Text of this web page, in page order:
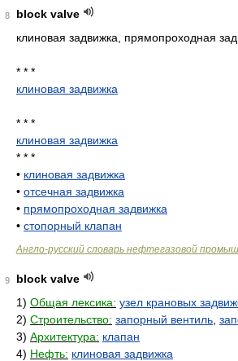
8
block valve
клиновая задвижка, прямопроходная
* * *
клиновая задвижка
* * *
клиновая задвижка
* * *
• клиновая задвижка
• отсечная задвижка
• прямопроходная задвижка
• стопорный клапан
Англо-русский словарь нефтегазовой
9
block valve
1) Общая лексика: узел крановых
2) Строительство: запорный вентиль
3) Архитектура: клапан
4) Нефть: клиновая задвижка